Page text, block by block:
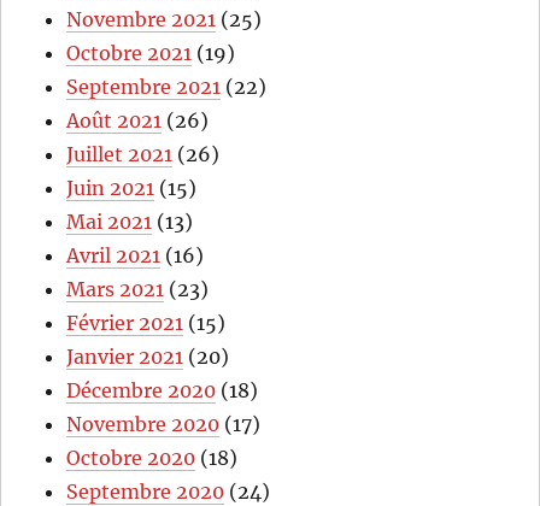
Novembre 2021 (25)
Octobre 2021 (19)
Septembre 2021 (22)
Août 2021 (26)
Juillet 2021 (26)
Juin 2021 (15)
Mai 2021 (13)
Avril 2021 (16)
Mars 2021 (23)
Février 2021 (15)
Janvier 2021 (20)
Décembre 2020 (18)
Novembre 2020 (17)
Octobre 2020 (18)
Septembre 2020 (24)